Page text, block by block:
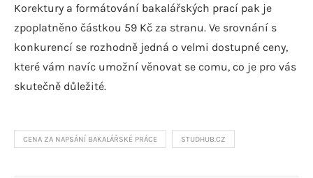
Korektury a formátování bakalářských prací pak je
zpoplatněno částkou 59 Kč za stranu. Ve srovnání s
konkurencí se rozhodně jedná o velmi dostupné ceny,
které vám navíc umožní věnovat se comu, co je pro vás
skutečně důležité.
CENA ZA NAPSÁNÍ BAKALÁŘSKÉ PRÁCE STUDHUB.CZ